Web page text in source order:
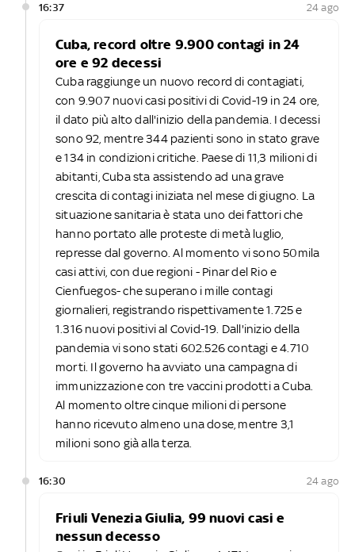
16:37 24 ago
Cuba, record oltre 9.900 contagi in 24
ore e 92 decessi
Cuba raggiunge un nuovo record di contagiati,
con 9.907 nuovi casi positivi di Covid-19 in 24 ore,
il dato più alto dall'inizio della pandemia. I decessi
sono 92, mentre 344 pazienti sono in stato grave
e 134 in condizioni critiche. Paese di 11,3 milioni di
abitanti, Cuba sta assistendo ad una grave
crescita di contagi iniziata nel mese di giugno. La
situazione sanitaria è stata uno dei fattori che
hanno portato alle proteste di metà luglio,
represse dal governo. Al momento vi sono 50mila
casi attivi, con due regioni - Pinar del Rio e
Cienfuegos- che superano i mille contagi
giornalieri, registrando rispettivamente 1.725 e
1.316 nuovi positivi al Covid-19. Dall'inizio della
pandemia vi sono stati 602.526 contagi e 4.710
morti. Il governo ha avviato una campagna di
immunizzazione con tre vaccini prodotti a Cuba.
Al momento oltre cinque milioni di persone
hanno ricevuto almeno una dose, mentre 3,1
milioni sono già alla terza.
16:30 24 ago
Friuli Venezia Giulia, 99 nuovi casi e
nessun decesso